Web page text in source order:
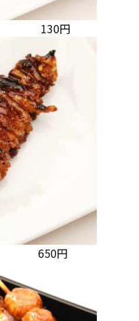
130円
り 650円